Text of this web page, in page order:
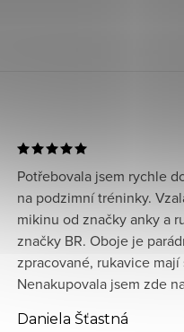
Potřebovala jsem rychle
na podzimní tréninky.
mikinu od značky anky a
značky BR. Oboje je
zpracované, rukavice
Nenakupovala jsem zde
Daniela Šťastná